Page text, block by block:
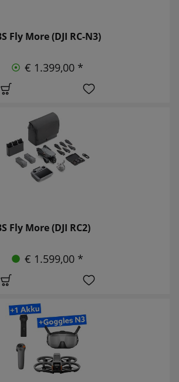
Fly More (DJI RC-N3)
€ 1.399,00 *
Fly More (DJI RC2)
€ 1.599,00 *